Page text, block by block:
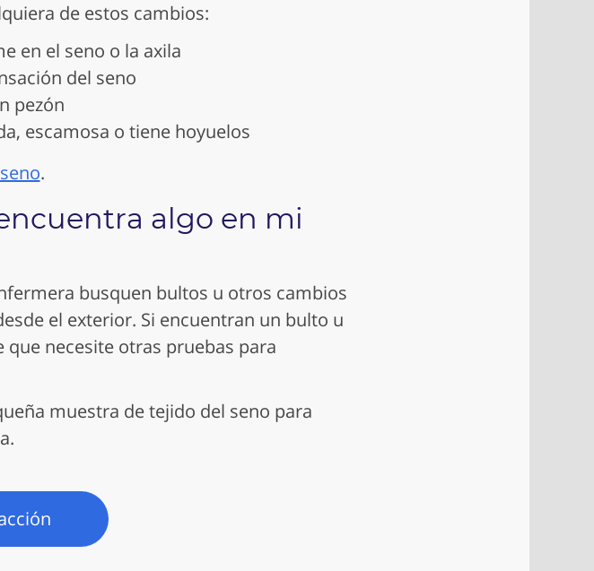
de estos cambios:
en el seno o la axila
del seno
pezón
escamosa o tiene hoyuelos
.
algo en mi
busquen bultos u otros cambios
el exterior. Si encuentran un bulto u
necesite otras pruebas para
muestra de tejido del seno para